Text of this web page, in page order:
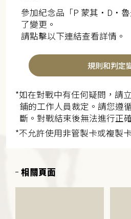
參加紀念品「P 蒙其・D・
了變更。
請點擊以下連結查看詳情。
規則和判定
*如在對戰中有任何疑問，請
鋪的工作人員裁定。請您遵
斷。對戰結束後無法進行正
*不允許使用非管製卡或複製
相關頁面